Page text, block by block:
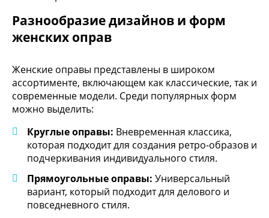
Разнообразие дизайнов и форм
женских оправ
Женские оправы представлены в широком
ассортименте, включающем как классические, так и
современные модели. Среди популярных форм
можно выделить:
Круглые оправы: Вневременная классика,
которая подходит для создания ретро-образов и
подчеркивания индивидуального стиля.
Прямоугольные оправы: Универсальный
вариант, который подходит для делового и
повседневного стиля.